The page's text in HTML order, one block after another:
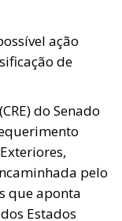
ação
de
do Senado
pelo
que aponta
Estados